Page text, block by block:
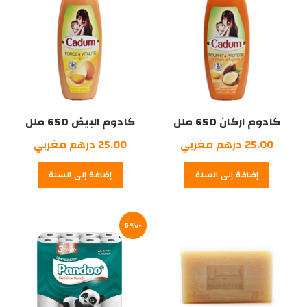
كادوم اركان 650 ملل
25.00 درهم مغربي
إضافة إلى السلة
كادوم البيض 650 ملل
25.00 درهم مغربي
إضافة إلى السلة
-6%